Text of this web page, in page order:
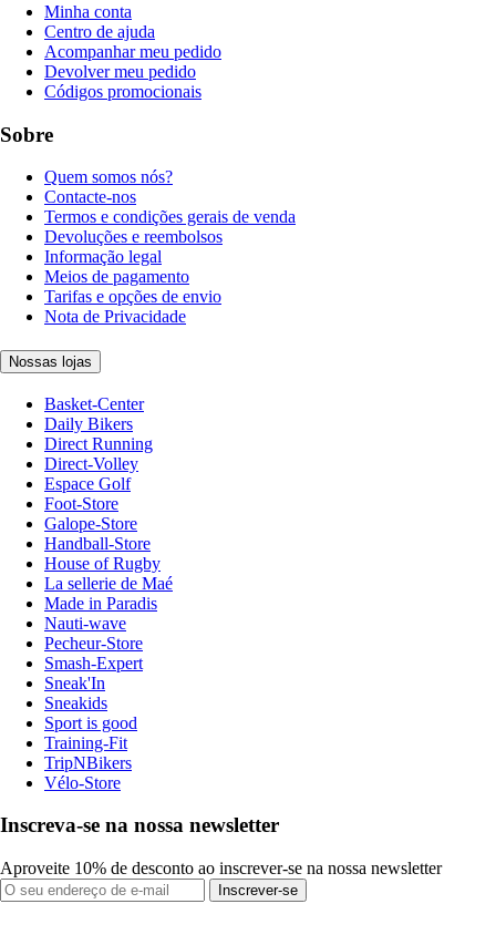
Minha conta
Centro de ajuda
Acompanhar meu pedido
Devolver meu pedido
Códigos promocionais
Sobre
Quem somos nós?
Contacte-nos
Termos e condições gerais de venda
Devoluções e reembolsos
Informação legal
Meios de pagamento
Tarifas e opções de envio
Nota de Privacidade
Nossas lojas
Basket-Center
Daily Bikers
Direct Running
Direct-Volley
Espace Golf
Foot-Store
Galope-Store
Handball-Store
House of Rugby
La sellerie de Maé
Made in Paradis
Nauti-wave
Pecheur-Store
Smash-Expert
Sneak'In
Sneakids
Sport is good
Training-Fit
TripNBikers
Vélo-Store
Inscreva-se na nossa newsletter
Aproveite 10% de desconto ao inscrever-se na nossa newsletter
Inscrever-se